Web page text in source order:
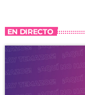
EN DIRECTO